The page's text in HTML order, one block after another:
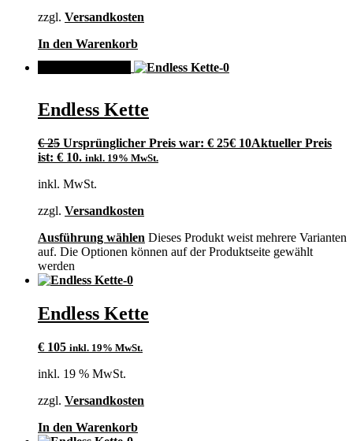
zzgl. Versandkosten
In den Warenkorb
Endless Kette
€25 Ursprünglicher Preis war: € 25€ 10Aktueller Preis
ist: € 10. inkl. 19% MwSt.
inkl. MwSt.
zzgl. Versandkosten
Ausführung wählen Dieses Produkt weist mehrere Varianten
auf. Die Optionen können auf der Produktseite gewählt
werden
Endless Kette
€ 105 inkl. 19% MwSt.
inkl. 19 % MwSt.
zzgl. Versandkosten
In den Warenkorb